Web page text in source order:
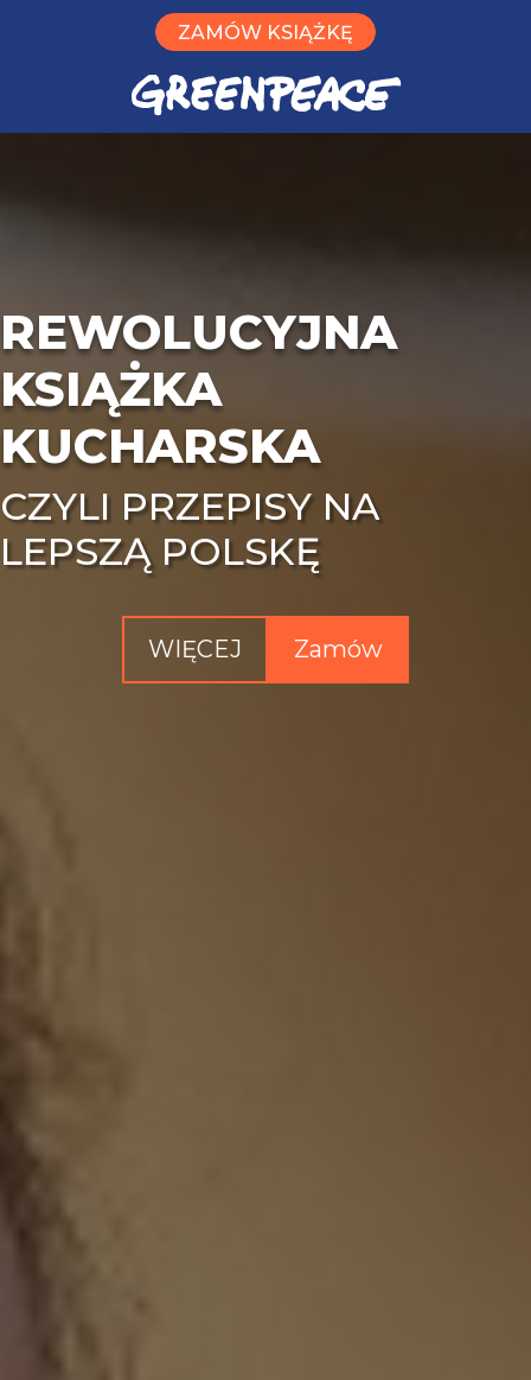
REWOLUCYJNA
KSIĄŻKA
KUCHARSKA
CZYLI PRZEPISYNA
LEPSZĄPOLSKĘ
WIĘCEJ Zamów
ZAMÓW KSIĄŻKĘ